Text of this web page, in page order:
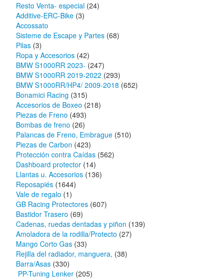
Resto Venta- especial (24)
Additive-ERC-Bike (3)
Accossato
Sisteme de Escape y Partes (68)
Pilas (3)
Ropa y Accesorios (42)
BMW S1000RR 2023- (247)
BMW S1000RR 2019-2022 (293)
BMW S1000RR/HP4/ 2009-2018 (652)
Bonamici Racing (315)
Accesorios de Boxeo (218)
Piezas de Freno (493)
Bombas de freno (26)
Palancas de Freno, Embrague (510)
Piezas de Carbon (423)
Protección contra Caídas (562)
Dashboard protector (14)
Llantas u. Accesorios (136)
Reposapiés (1644)
Vale de regalo (1)
GB Racing Protectores (607)
Bastidor Trasero (69)
Cadenas, ruedas dentadas y piñon (139)
Amoladora de la rodilla/Protecto (27)
Mango Corto Gas (33)
Rejilla del radiador, manguera, (38)
Barra/Asas (330)
PP-Tuning Lenker (205)